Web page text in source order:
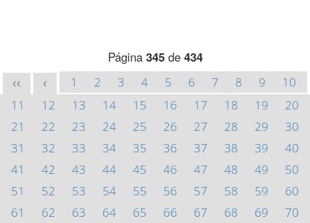
Página 345de 434
<< < 1 2 3 4 5 6 7 8 9
10
11
12 13 14 15 16 17 18 19
20
21
22 23 24 25 26 27 28 29
30
31
32 33 34 35 36 37 38 39
40
41
42 43 44 45 46 47 48 49
50
51
52 53 54 55 56 57 58 59
60
61
62 63 64 65 66 67 68 69
70